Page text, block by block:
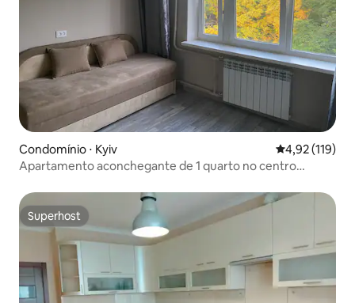
Condomínio ⋅ Kyiv 4,92 de uma
4,92 (119)
Apartamento aconchegante de 1 quarto no centro
Superhost
Superhost